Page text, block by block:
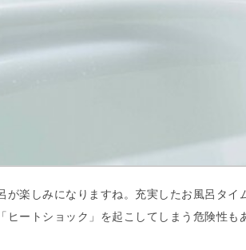
が楽しみになりますね。充実したお風呂タ
ヒートショック」を起こしてしまう危険性